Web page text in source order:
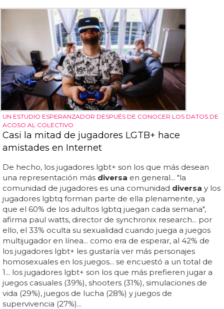
UN ESTUDIO ESPERANZADOR DESPUÉS DE CONOCER LOS DATOS DE
ACOSO AL COLECTIVO
Casi la mitad de jugadores LGTB+ hace
amistades en Internet
De hecho, los jugadores lgbt+ son los que más desean
una representación más diversa en general... "la
comunidad de jugadores es una comunidad diversa y los
jugadores lgbtq forman parte de ella plenamente, ya
que el 60% de los adultos lgbtq juegan cada semana",
afirma paul watts, director de synchronix research... por
ello, el 33% oculta su sexualidad cuando juega a juegos
multijugador en línea... como era de esperar, al 42% de
los jugadores lgbt+ les gustaría ver más personajes
homosexuales en los juegos... se encuestó a un total de
1... los jugadores lgbt+ son los que más prefieren jugar a
juegos casuales (39%), shooters (31%), simulaciones de
vida (29%), juegos de lucha (28%) y juegos de
supervivencia (27%)...